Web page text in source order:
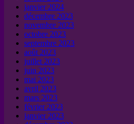
janvier 2024
décembre 2023
novembre 2023
octobre 2023
septembre 2023
août 2023
juillet 2023
juin 2023
mai 2023
avril 2023
mars 2023
février 2023
janvier 2023